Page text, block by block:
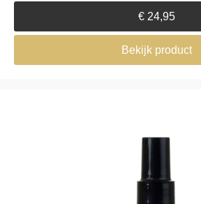
€24,95
Bekijk product